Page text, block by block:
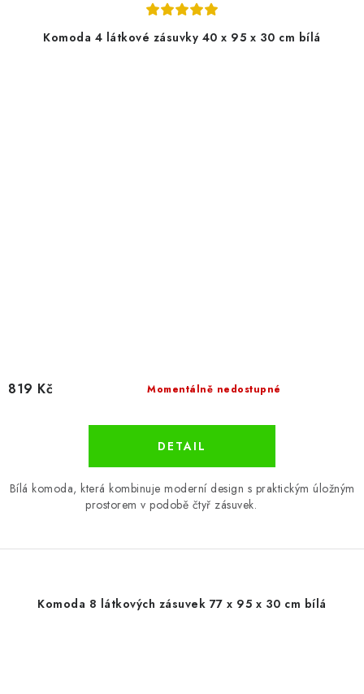
Komoda 4 látkové zásuvky 40 x 95 x 30 cm bílá
Momentálně nedostupné
819 Kč
Bílá komoda, která kombinuje moderní design s praktickým úložným
prostorem v podobě čtyř zásuvek.
Komoda 8 látkových zásuvek 77 x 95 x 30 cm bílá